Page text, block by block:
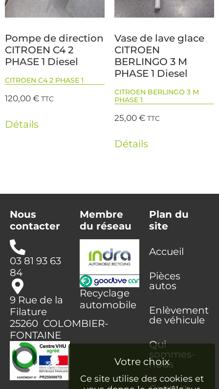
Pompe de direction
CITROEN C4 2
PHASE 1 Diesel
CITROEN C4 2 PHASE 1
120,00€ TTC
Détails
Vase de lave glace
CITROEN
BERLINGO 3 M
PHASE 1 Diesel
CITROEN BERLINGO 3 M
PHASE 1
25,00€ TTC
Détails
Nous
contacter
03 81 93 63
84
9 Rue de la
Filature
25260 COLOMBIER-
FONTAINE
Membre
du réseau
Recyclage
automobile
Plan du
site
Accueil
Pièces
autos
Enlèvement
de véhicule
Qui
sommes-
nous
Ce site utilise des cookies et